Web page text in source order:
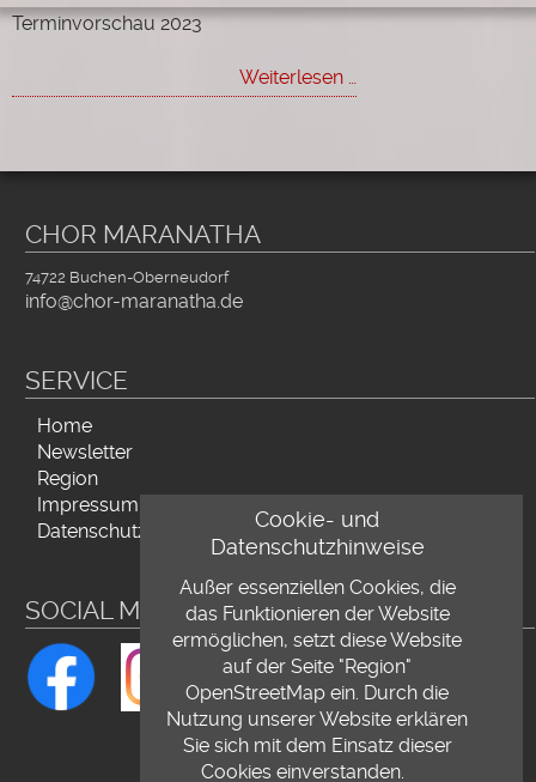
Cookie- und
Datenschutzhinweise
Außer essenziellen Cookies, die
das Funktionieren der Website
ermöglichen, setzt diese Website
auf der Seite "Region"
OpenStreetMap ein. Durch die
Nutzung unserer Website erklären
Sie sich mit dem Einsatz dieser
Cookies einverstanden.
Terminvorschau 2023
Weiterlesen …
2023
CHOR MARANATHA
74722 Buchen-Oberneudorf
info@chor-maranatha.de
SERVICE
Navigation
überspringen
Home
Newsletter
Region
Impressum
Datenschutz
SOCIAL MEDIA